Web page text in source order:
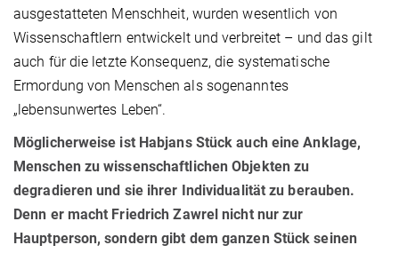
ausgestatteten Menschheit, wurden wesentlich von
Wissenschaftlern entwickelt und verbreitet – und das gilt
auch für die letzte Konsequenz, die systematische
Ermordung von Menschen als sogenanntes
„lebensunwertes Leben“.
Möglicherweise ist Habjans Stück auch eine Anklage,
Menschen zu wissenschaftlichen Objekten zu
degradieren und sie ihrer Individualität zu berauben.
Denn er macht Friedrich Zawrel nicht nur zur
Hauptperson, sondern gibt dem ganzen Stück seinen